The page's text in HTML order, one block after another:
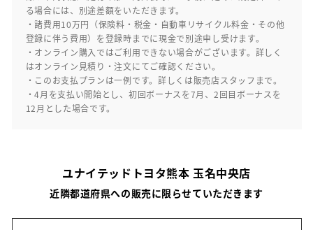
る場合には、別途差額をいただきます。
・諸費用10万円（保険料・税金・自動車リサイクル料金・その他
登録に伴う費用）を登録時までに現金で別途申し受けます。
・オンライン購入ではご利用できない場合がございます。詳しく
はオンライン見積り・注文にてご確認ください。
・このお支払プランは一例です。詳しくは販売店スタッフまで。
・4月を支払い開始とし、初回ボーナスを7月、2回目ボーナスを
12月とした場合です。
ユナイテッドトヨタ熊本 玉名中央店
近隣都道府県への販売に限らせていただきます